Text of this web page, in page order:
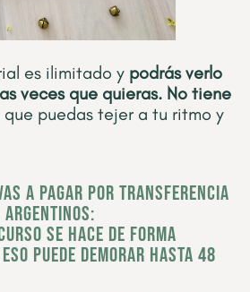
es ilimitado y podrás verlo
veces que quieras. No tiene
que puedas tejer a tu ritmo y
vas a pagar por transferencia
argentinos:
se hace de forma
puede demorar hasta 48